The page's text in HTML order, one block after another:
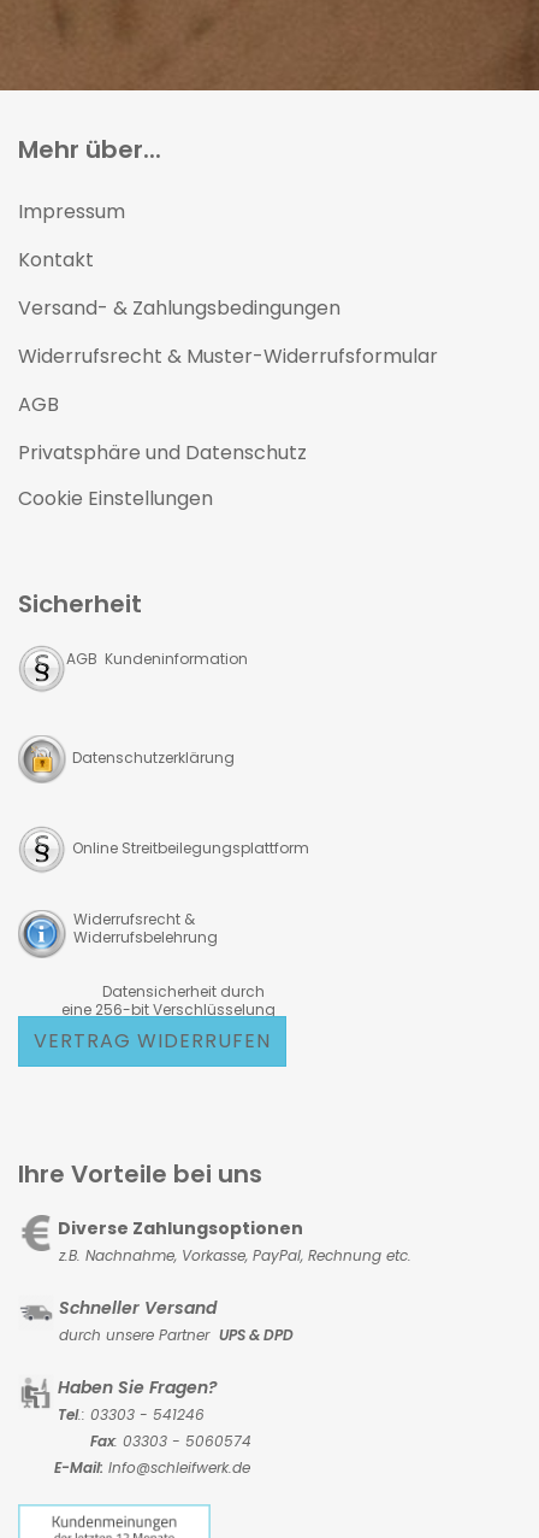
Mehr über...
Impressum
Kontakt
Versand- & Zahlungsbedingungen
Widerrufsrecht & Muster-Widerrufsformular
AGB
Privatsphäre und Datenschutz
Cookie Einstellungen
Sicherheit
AGB Kundeninformation
Datenschutzerklärung
Online Streitbeilegungsplattform
Widerrufsrecht &
Widerrufsbelehrung
Datensicherheit durch
eine 256-bit Verschlüsselung
VERTRAG WIDERRUFEN
Ihre Vorteile bei uns
Diverse Zahlungsoptionen
z.B. Nachnahme, Vorkasse, PayPal, Rechnung etc.
Schneller Versand
durch unsere Partner UPS & DPD
Haben Sie Fragen?
Tel.: 03303 - 541246
Fax: 03303 - 5060574
E-Mail: Info@schleifwerk.de